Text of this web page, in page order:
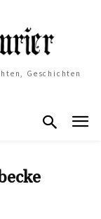
Geschichten